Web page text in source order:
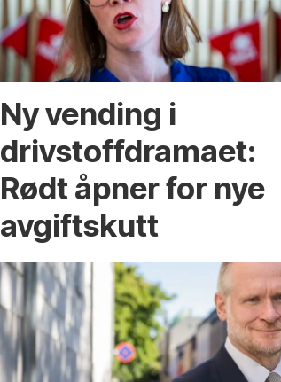
Ny vending i
drivstoffdramaet:
Rødt åpner for nye
avgiftskutt